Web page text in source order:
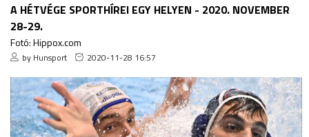
A HÉTVÉGE SPORTHÍREI EGY HELYEN - 2020. NOVEMBER
28-29.
Fotó: Hippox.com
by Hunsport 2020-11-28 16:57